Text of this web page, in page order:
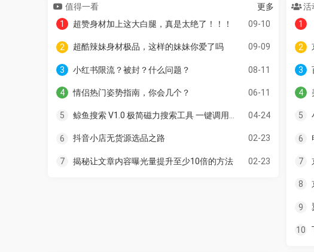
更多
值得一看
1
09-10
超赞身材加上这大白腿，真是太绝了！！！
2 09-09
超酷辣妹身材极品，这样的妹妹你爱了吗
3 08-11
小红书限流？被封？什么问题？
4 06-11
情侣热门姿势指南，你会几个？
5 04-24
鲸鱼搜索 V1.0 极简磁力搜索工具 一键调用迅雷
6 02-23
抖音小店无货源选品之路
7 02-23
揭秘让文章内容曝光量提升至少10倍的方法
活
1
2
3
4
5
6
7
8
9
10